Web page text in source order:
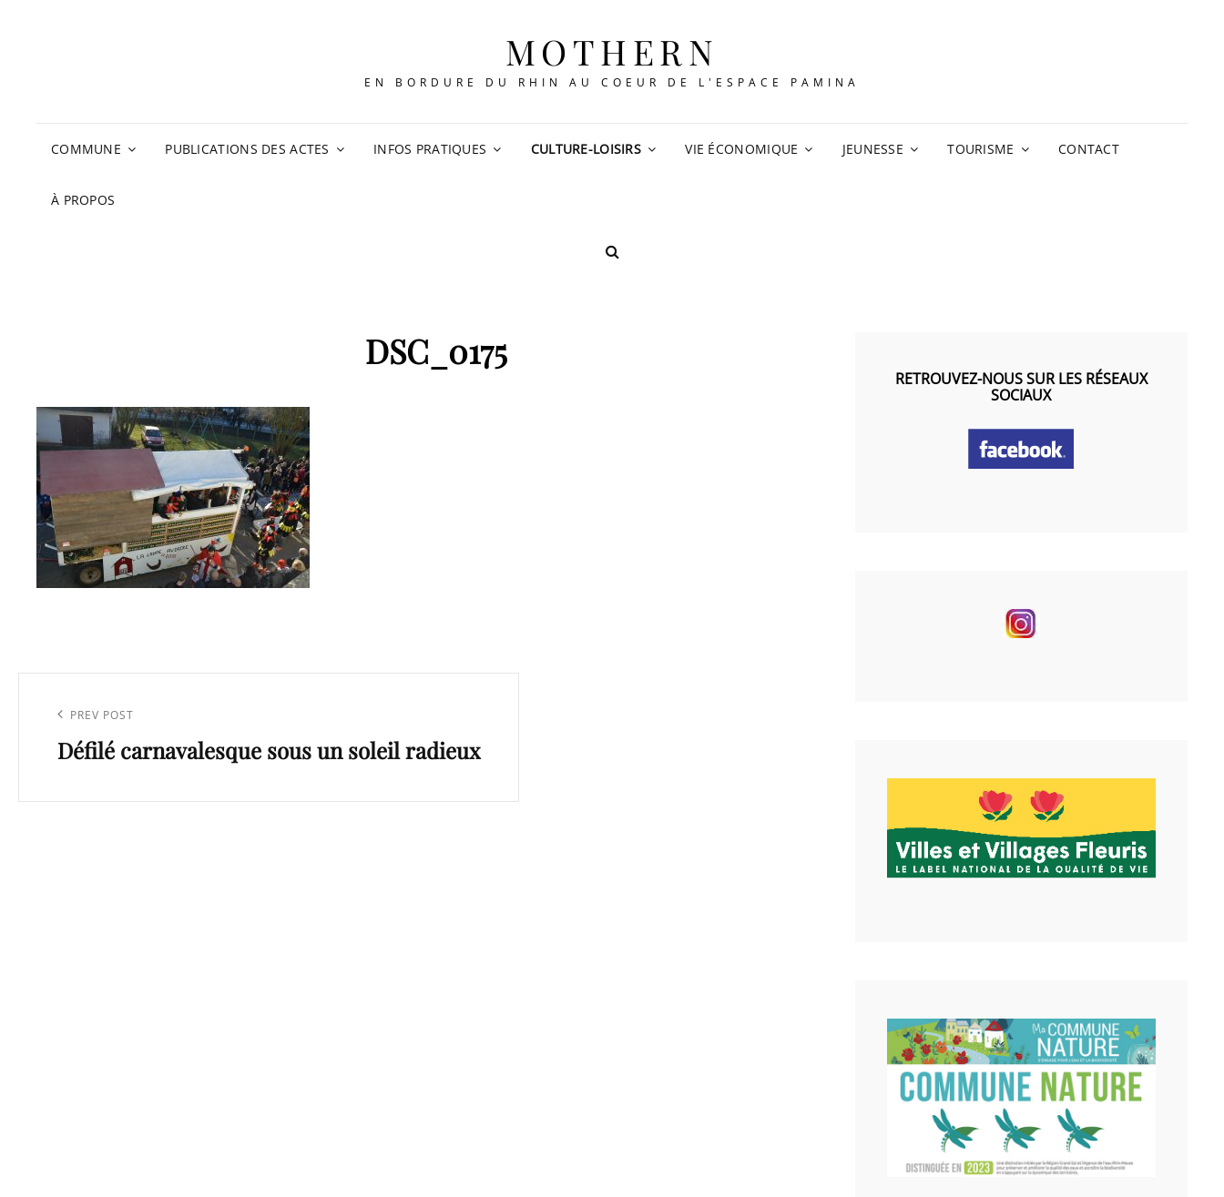
MOTHERN
EN BORDURE DU RHIN AU COEUR DE L'ESPACE PAMINA
COMMUNE PUBLICATIONS DES ACTES INFOS PRATIQUES CULTURE-LOISIRS VIE ÉCONOMIQUE JEUNESSE TOURISME CONTACT
À PROPOS
SEARCH
DSC_0175
l’article
Previous
Post
PREV POST
Défilé carnavalesque sous un soleil radieux
RETROUVEZ-NOUS SUR LES RÉSEAUX
SOCIAUX